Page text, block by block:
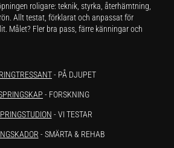
roligare: teknik, styrka, återhämtning,
Allt testat, förklarat och anpassat för
Målet? Fler bra pass, färre känningar och
- PÅ DJUPET
- FORSKNING
- VI TESTAR
- SMÄRTA & REHAB